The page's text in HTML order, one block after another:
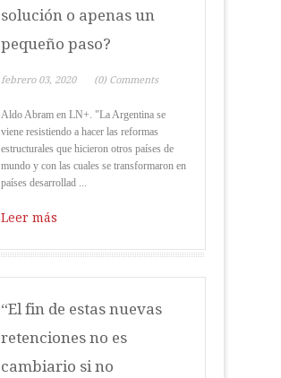
solución o apenas un
pequeño paso?
febrero 03, 2020 (0) Comments
Aldo Abram en LN+. "La Argentina se
viene resistiendo a hacer las reformas
estructurales que hicieron otros países de
mundo y con las cuales se transformaron en
países desarrollad ...
Leer más
“El fin de estas nuevas
retenciones no es
cambiario si no